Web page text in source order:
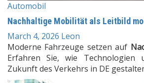
Automobil
Nachhaltige Mobilität als Leitbild
March 4, 2026 Leon
Moderne Fahrzeuge setzen auf
Erfahren Sie, wie Technologien
Zukunft des Verkehrs in DE